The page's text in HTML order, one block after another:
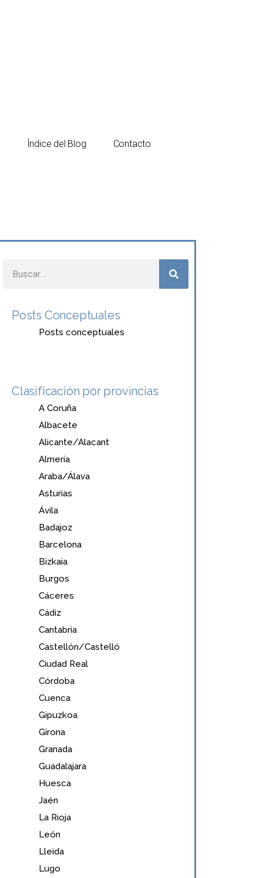
Índice del Blog Contacto
Posts Conceptuales
Posts conceptuales
Clasificación por provincias
A Coruña
Albacete
Alicante/Alacant
Almería
Araba/Álava
Asturias
Ávila
Badajoz
Barcelona
Bizkaia
Burgos
Cáceres
Cádiz
Cantabria
Castellón/Castelló
Ciudad Real
Córdoba
Cuenca
Gipuzkoa
Girona
Granada
Guadalajara
Huesca
Jaén
La Rioja
León
Lleida
Lugo